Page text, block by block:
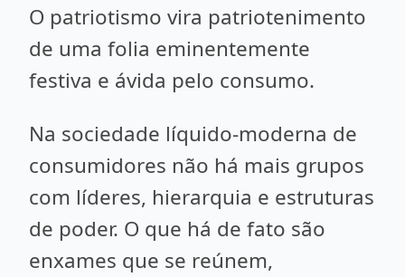
O patriotismo vira patriotenimento
de uma folia eminentemente
festiva e ávida pelo consumo.
Na sociedade líquido-moderna de
consumidores não há mais grupos
com líderes, hierarquia e estruturas
de poder. O que há de fato são
enxames que se reúnem,